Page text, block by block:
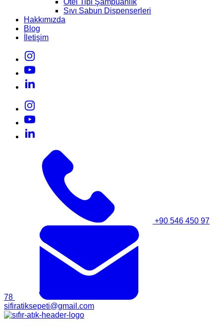
Otel Tipi Şampuanlık
Sıvı Sabun Dispenserleri
Hakkımızda
Blog
İletişim
+90 546 450 97
78
sifiratiksepeti@gmail.com